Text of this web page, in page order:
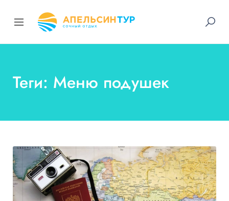
Теги: Меню подушек